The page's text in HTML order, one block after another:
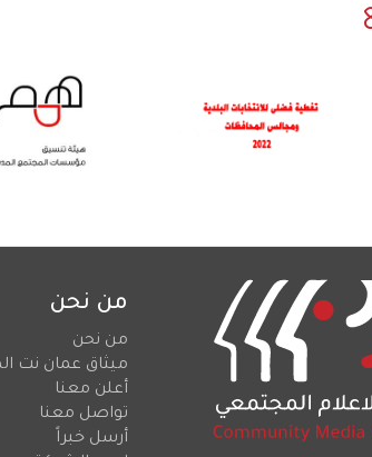
من نحن
من نحن
ميثاق عمان نت
أعلن معنا
تواصل معنا
أرسل خبراً